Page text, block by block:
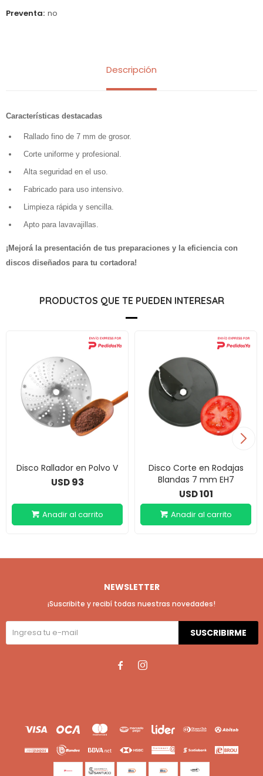
Preventa no
Descripción
Características destacadas
Rallado fino de 7 mm de grosor.
Corte uniforme y profesional.
Alta seguridad en el uso.
Fabricado para uso intensivo.
Limpieza rápida y sencilla.
Apto para lavavajillas.
¡Mejorá la presentación de tus preparaciones y la eficiencia con
discos diseñados para tu cortadora!
PRODUCTOS QUE TE PUEDEN INTERESAR
Disco Rallador en Polvo V
USD 93
Disco Corte en Rodajas
Blandas 7 mm EH7
USD101
NEWSLETTER
¡Suscribite y recibí todas nuestras novedades!
SUSCRIBIRME
 